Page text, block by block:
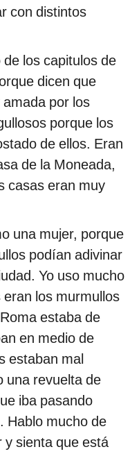
con distintos
los capitulos de
dicen que
por los
porque los
de ellos. Eran
de la Moneada,
casas eran muy
una mujer, porque
podían adivinar
Yo uso mucho
los murmullos
estaba de
en medio de
estaban mal
una revuelta de
iba pasando
Hablo mucho de
y sienta que está